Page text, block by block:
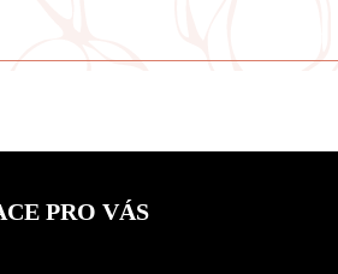
PRO VÁS